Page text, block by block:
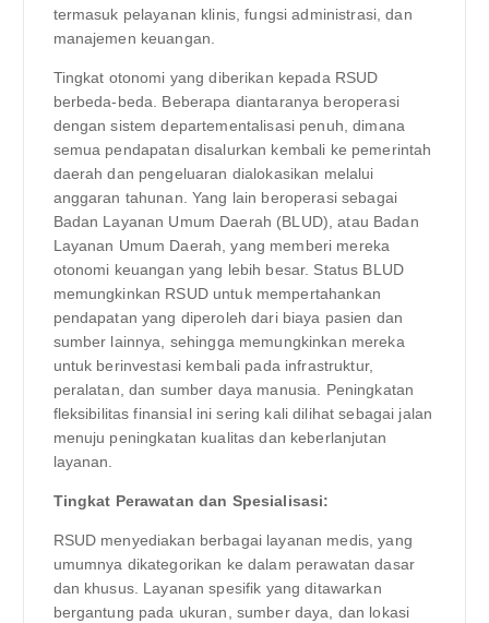
termasuk pelayanan klinis, fungsi administrasi, dan
manajemen keuangan.
Tingkat otonomi yang diberikan kepada RSUD
berbeda-beda. Beberapa diantaranya beroperasi
dengan sistem departementalisasi penuh, dimana
semua pendapatan disalurkan kembali ke pemerintah
daerah dan pengeluaran dialokasikan melalui
anggaran tahunan. Yang lain beroperasi sebagai
Badan Layanan Umum Daerah (BLUD), atau Badan
Layanan Umum Daerah, yang memberi mereka
otonomi keuangan yang lebih besar. Status BLUD
memungkinkan RSUD untuk mempertahankan
pendapatan yang diperoleh dari biaya pasien dan
sumber lainnya, sehingga memungkinkan mereka
untuk berinvestasi kembali pada infrastruktur,
peralatan, dan sumber daya manusia. Peningkatan
fleksibilitas finansial ini sering kali dilihat sebagai jalan
menuju peningkatan kualitas dan keberlanjutan
layanan.
Tingkat Perawatan dan Spesialisasi:
RSUD menyediakan berbagai layanan medis, yang
umumnya dikategorikan ke dalam perawatan dasar
dan khusus. Layanan spesifik yang ditawarkan
bergantung pada ukuran, sumber daya, dan lokasi